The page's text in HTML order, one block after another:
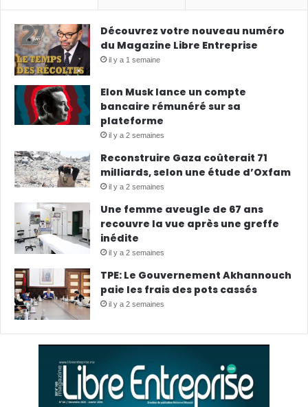
Découvrez votre nouveau numéro
du Magazine Libre Entreprise
il y a 1 semaine
Elon Musk lance un compte
bancaire rémunéré sur sa
plateforme
il y a 2 semaines
Reconstruire Gaza coûterait 71
milliards, selon une étude d’Oxfam
il y a 2 semaines
Une femme aveugle de 67 ans
recouvre la vue après une greffe
inédite
il y a 2 semaines
TPE: Le Gouvernement Akhannouch
paie les frais des pots cassés
il y a 2 semaines